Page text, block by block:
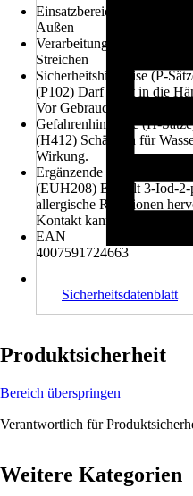
Einsatzbereich
Außen
Verarbeitung
Streichen
Sicherheitshinweise (P-
(P102) Darf nicht in die
Vor Gebrauch
Gefahrenhinweise (H-
(H412) Schädlich für
Wirkung.
Ergänzende
(EUH208) Enthält 3-Iod-
allergische Reaktionen
Kontakt kann zu spröder
EAN
4007591724663
Sicherheitsdatenblatt
Produktsicherheit
Bereich überspringen
Verantwortlich für
Weitere Kategorien